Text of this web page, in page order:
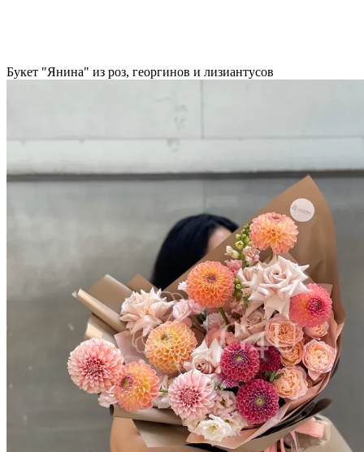
Букет "Янина" из роз, георгинов и лизиантусов